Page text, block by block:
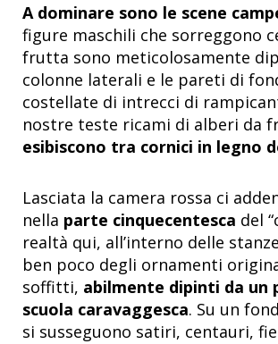
A dominare sono le scene
figure maschili che sorreggono
frutta sono meticolosamente
colonne laterali e le pareti di
costellate di intrecci di
nostre teste ricami di alberi da
esibiscono tra cornici in legno
Lasciata la camera rossa ci
nella parte cinquecentesca del
realtà qui, all’interno delle
ben poco degli ornamenti
soffitti, abilmente dipinti da un
scuola caravaggesca. Su un
si susseguono satiri, centauri,